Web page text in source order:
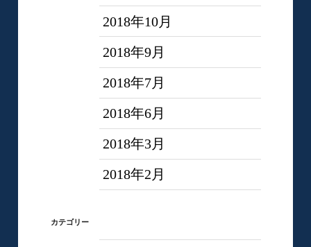
2018年10月
2018年9月
2018年7月
2018年6月
2018年3月
2018年2月
カテゴリー